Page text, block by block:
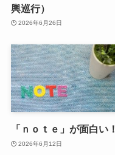
輿巡行）
2026年6月26日
「ｎｏｔｅ」が面白い！
2026年6月12日